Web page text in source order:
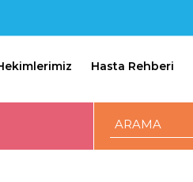
Hasta Rehberi